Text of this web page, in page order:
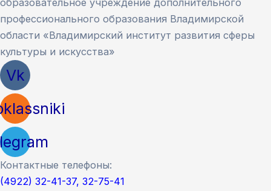
образовательное учреждение дополнительного
профессионального образования Владимирской
области «Владимирский институт развития сферы
культуры и искусства»
Vk
Контактные телефоны:
(4922) 32-41-37, 32-75-41